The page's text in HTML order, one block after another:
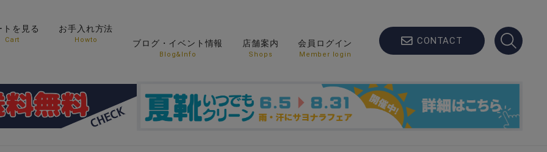
トを見る
Cart
お手入れ方法
Howto ブログ・イベント情報
Blog&Info
店舗案内
Shops
会員ログイン
Member login
CONTACT